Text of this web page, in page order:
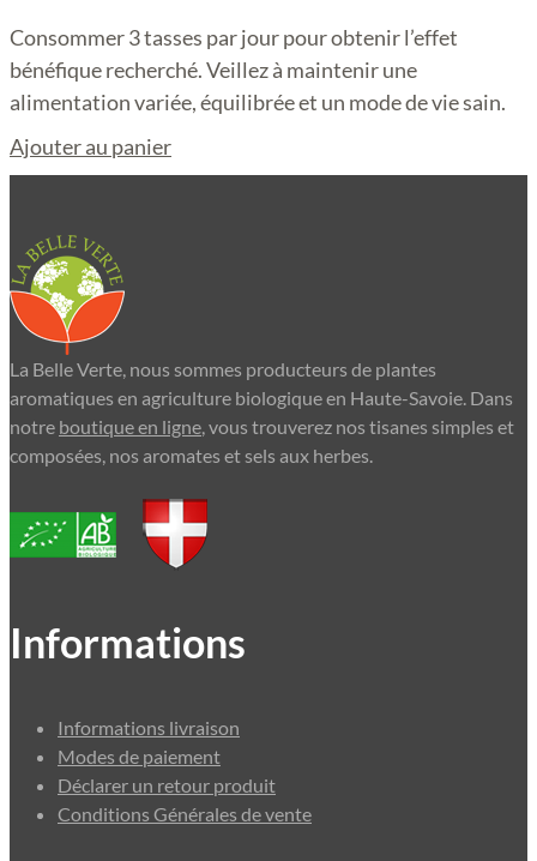
Consommer 3 tasses par jour pour obtenir l’effet
bénéfique recherché. Veillez à maintenir une
alimentation variée, équilibrée et un mode de vie sain.
Ajouter au panier
La Belle Verte, nous sommes producteurs de plantes
aromatiques en agriculture biologique en Haute-Savoie. Dans
notre boutique en ligne, vous trouverez nos tisanes simples et
composées, nos aromates et sels aux herbes.
Informations
Informations livraison
Modes de paiement
Déclarer un retour produit
Conditions Générales de vente